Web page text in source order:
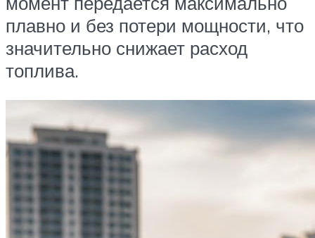
плавно и без потери мощности, что
значительно снижает расход
топлива.